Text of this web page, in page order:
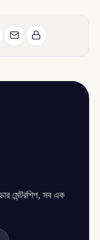
মেন্টরশিপ, সব এক